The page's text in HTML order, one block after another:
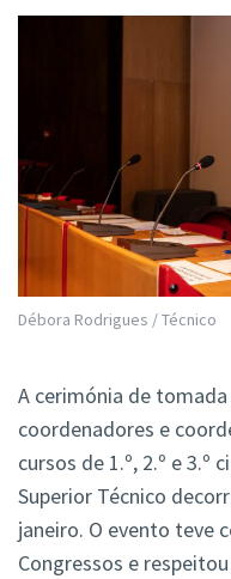
Débora Rodrigues / Técnico
A cerimónia de
coordenadores e
cursos de 1.º, 2.º e
Superior Técnico
janeiro. O evento teve
Congressos e